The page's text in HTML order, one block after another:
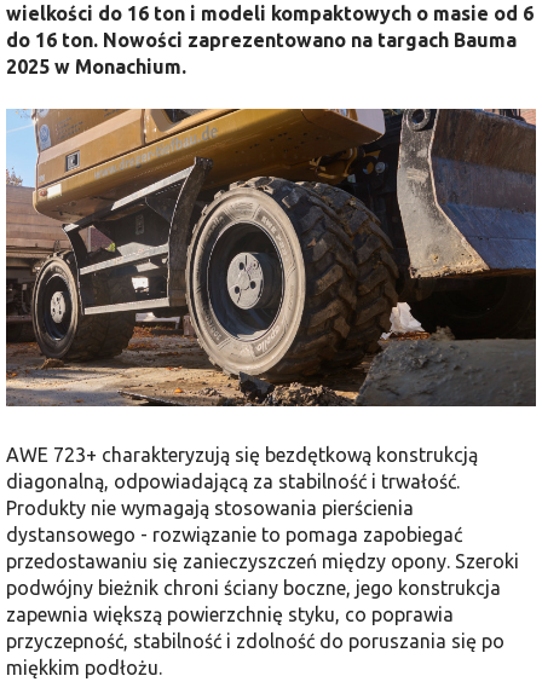
wielkości do 16 ton i modeli kompaktowych o masie od 6
do 16 ton. Nowości zaprezentowano na targach Bauma
2025 w Monachium.
AWE 723+ charakteryzują się bezdętkową konstrukcją
diagonalną, odpowiadającą za stabilność i trwałość.
Produkty nie wymagają stosowania pierścienia
dystansowego - rozwiązanie to pomaga zapobiegać
przedostawaniu się zanieczyszczeń między opony. Szeroki
podwójny bieżnik chroni ściany boczne, jego konstrukcja
zapewnia większą powierzchnię styku, co poprawia
przyczepność, stabilność i zdolność do poruszania się po
miękkim podłożu.